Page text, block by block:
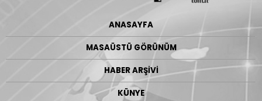
ANASAYFA
MASAÜSTÜ GÖRÜNÜM
HABER ARŞİVİ
KÜNYE